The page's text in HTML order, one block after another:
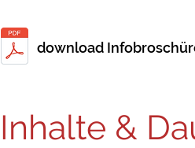
download
Inhalte &